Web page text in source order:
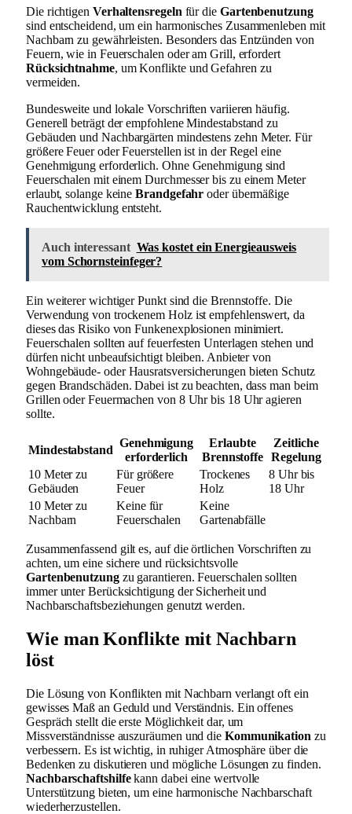
Die richtigen Verhaltensregeln für die Gartenbenutzung
sind entscheidend, um ein harmonisches Zusammenleben mit
Nachbarn zu gewährleisten. Besonders das Entzünden von
Feuern, wie in Feuerschalen oder am Grill, erfordert
Rücksichtnahme, um Konflikte und Gefahren zu
vermeiden.
Bundesweite und lokale Vorschriften variieren häufig.
Generell beträgt der empfohlene Mindestabstand zu
Gebäuden und Nachbargärten mindestens zehn Meter. Für
größere Feuer oder Feuerstellen ist in der Regel eine
Genehmigung erforderlich. Ohne Genehmigung sind
Feuerschalen mit einem Durchmesser bis zu einem Meter
erlaubt, solange keineBrandgefahr oder übermäßige
Rauchentwicklung entsteht.
Auch interessant Was kostet ein Energieausweis
vom Schornsteinfeger?
Ein weiterer wichtiger Punkt sind die Brennstoffe. Die
Verwendung von trockenem Holz ist empfehlenswert, da
dieses das Risiko von Funkenexplosionen minimiert.
Feuerschalen sollten auf feuerfesten Unterlagen stehen und
dürfen nicht unbeaufsichtigt bleiben. Anbieter von
Wohngebäude- oder Hausratsversicherungen bieten Schutz
gegen Brandschäden. Dabei ist zu beachten, dass man beim
Grillen oder Feuermachen von 8 Uhr bis 18 Uhr agieren
sollte.
Mindestabstand
Genehmigung
erforderlich
Erlaubte
Brennstoffe
Zeitliche
Regelung
10 Meter zu
Gebäuden
Für größere
Feuer
Trockenes
Holz
8 Uhr bis
18 Uhr
10 Meter zu
Nachbarn
Keine für
Feuerschalen
Keine
Gartenabfälle
Zusammenfassend gilt es, auf die örtlichen Vorschriften zu
achten, um eine sichere und rücksichtsvolle
Gartenbenutzungzu garantieren. Feuerschalen sollten
immer unter Berücksichtigung der Sicherheit und
Nachbarschaftsbeziehungen genutzt werden.
Wie man Konflikte mit Nachbarn
löst
Die Lösung von Konflikten mit Nachbarn verlangt oft ein
gewisses Maß an Geduld und Verständnis. Ein offenes
Gespräch stellt die erste Möglichkeit dar, um
Missverständnisse auszuräumen und die Kommunikation zu
verbessern. Es ist wichtig, in ruhiger Atmosphäre über die
Bedenken zu diskutieren und mögliche Lösungen zu finden.
Nachbarschaftshilfekann dabei eine wertvolle
Unterstützung bieten, um eine harmonische Nachbarschaft
wiederherzustellen.